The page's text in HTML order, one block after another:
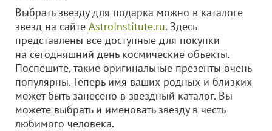
Выбрать звезду для подарка можно в каталоге
звезд на сайте AstroInstitute.ru. Здесь
представлены все доступные для покупки
на сегодняшний день космические объекты.
Поспешите, такие оригинальные презенты очень
популярны. Теперь имя ваших родных и близких
может быть занесено в звездный каталог. Вы
можете выбрать и именовать звезду в честь
любимого человека.